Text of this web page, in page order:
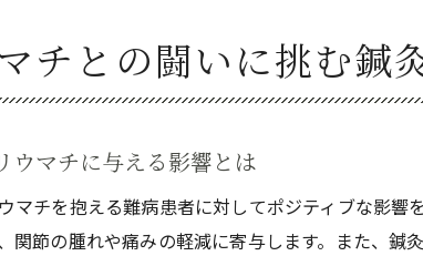
鍼灸治療と他
難病と向き合う関
患者からのフ
鍼灸治療によ
チとの闘いに挑む鍼
ウマチに与える影響とは
マチを抱える難病患者に対してポジティブな影
関節の腫れや痛みの軽減に寄与します。また、